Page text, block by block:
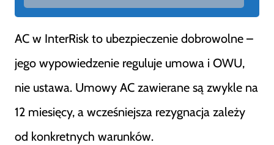
AC w InterRisk to ubezpieczenie dobrowolne –
jego wypowiedzenie reguluje umowa i OWU,
nie ustawa. Umowy AC zawierane są zwykle na
12 miesięcy, a wcześniejsza rezygnacja zależy
od konkretnych warunków.